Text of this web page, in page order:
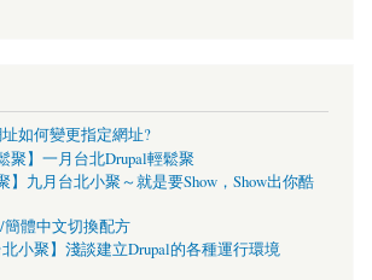
如何變更指定網址?
聚】一月台北Drupal輕鬆聚
】九月台北小聚～就是要Show，Show出你酷
簡體中文切換配方
北小聚】淺談建立Drupal的各種運行環境